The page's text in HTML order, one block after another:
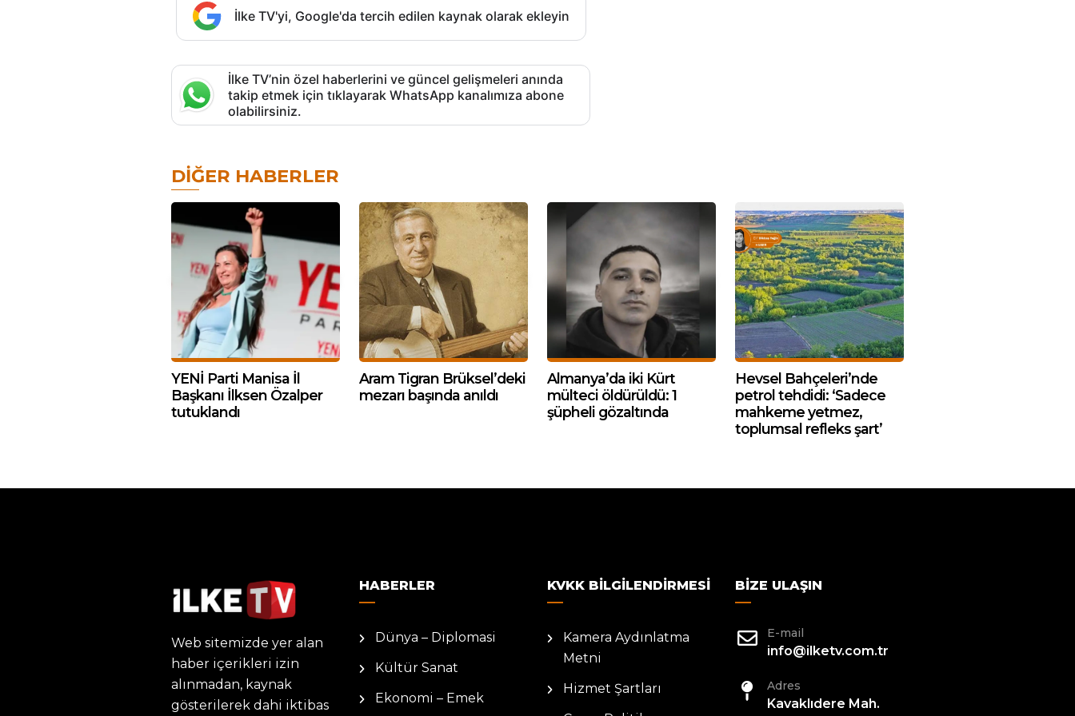
İlke TV'yi, Google'da tercih edilen kaynak olarak ekleyin
İlke TV’nin özel haberlerini ve güncel gelişmeleri anında
takip etmek için tıklayarak WhatsApp kanalımıza abone
olabilirsiniz.
DIĞER HABERLER
YENİ Parti Manisa İl
Başkanı İlksen Özalper
tutuklandı
Aram Tigran Brüksel’deki
mezarı başında anıldı
Almanya’da iki Kürt
mülteci öldürüldü: 1
şüpheli gözaltında
Hevsel Bahçeleri’nde
petrol tehdidi: ‘Sadece
mahkeme yetmez,
toplumsal refleks şart’
Web sitemizde yer alan
haber içerikleri izin
alınmadan, kaynak
gösterilerek dahi iktibas
HABERLER
Dünya – Diplomasi
Kültür Sanat
Ekonomi – Emek
KVKK BILGILENDIRMESI
Kamera Aydınlatma
Metni
Hizmet Şartları
BIZE ULAŞIN
E-mail
info@ilketv.com.tr
Adres
Kavaklıdere Mah.